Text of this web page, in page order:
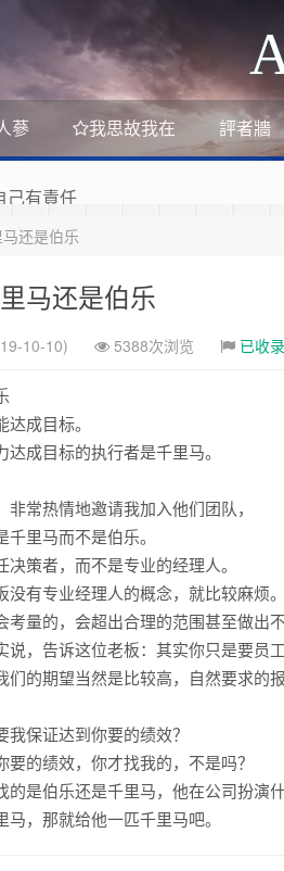
蔘 我思故我在 評者牆
最大的希望
And Fault-Tolerant
– 6
how-to-do-a-code-review-by-
– 5
how-to-do-a-code-review-by-
– 4
how-to-do-a-code-review-by-
– 3
how-to-do-a-code-review-by-
– 2
how-to-do-a-code-review-by-
– 1
how-to-do-a-code-review-by-
實那是一個知識圓
还是伯乐
马还是伯乐
10-10) 5388次浏览 已收录
成目标。
成目标的执行者是千里马。
常热情地邀请我加入他们团队，
里马而不是伯乐。
策者，而不是专业的经理人。
有专业经理人的概念，就比较麻烦。
量的，会超出合理的范围甚至做出不
，告诉这位老板：其实你只是要员工
的期望当然是比较高，自然要求的报
保证达到你要的绩效？
的绩效，你才找我的，不是吗？
是伯乐还是千里马，他在公司扮演
，那就给他一匹千里马吧。